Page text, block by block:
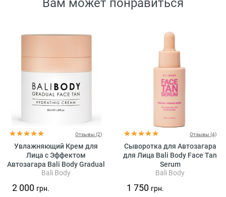
Отзывы (2)
Увлажняющий Крем для
Лица с Эффектом
Автозагара Bali Body Gradual
Face Tan
Bali Body
2 000 грн.
Отзывы (4)
Сыворотка для Автозагара
для Лица Bali Body Face Tan
Serum
Bali Body
1 750 грн.